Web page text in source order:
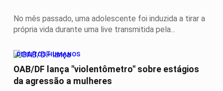
No mês passado, uma adolescente foi induzida a tirar a
própria vida durante uma live transmitida pela...
DIREITOS HUMANOS
OAB/DF lança "violentômetro" sobre estágios
da agressão a mulheres